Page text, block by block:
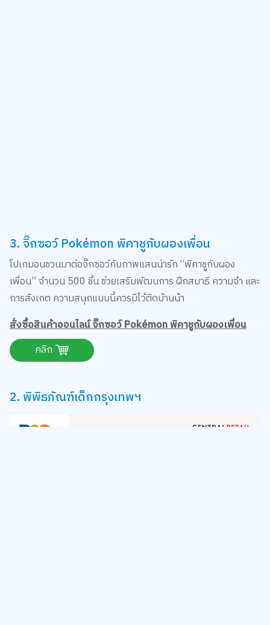
3. จิ๊กซอว์ Pokémon พิคาชูกับผองเพื่อน
โปเกมอนชวนมาต่อจิ๊กซอว์กับภาพแสนน่ารัก “พิคาชูกับผอง
เพื่อน” จำนวน 500 ชิ้น ช่วยเสริมพัฒนการ ฝึกสมาธิ ความจำ และ
การสังเกต ความสนุกแบบนี้ควรมีไว้ติดบ้านน้า
สั่งซื้อสินค้าออนไลน์ จิ๊กซอว์ Pokémon พิคาชูกับผองเพื่อน
คลิก
2. พิพิธภัณฑ์เด็กกรุงเทพฯ